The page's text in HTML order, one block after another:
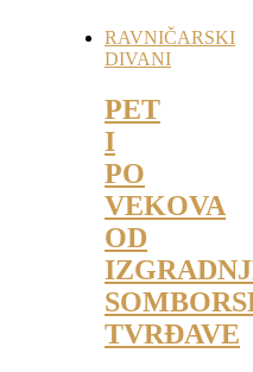
RAVNIČARSKI
DIVANI
PET
I
PO
VEKOVA
OD
TVRĐAVE